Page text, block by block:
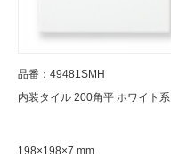
品番：49481SMH
内装タイル 200角平 ホワイト系
198×198×7 mm